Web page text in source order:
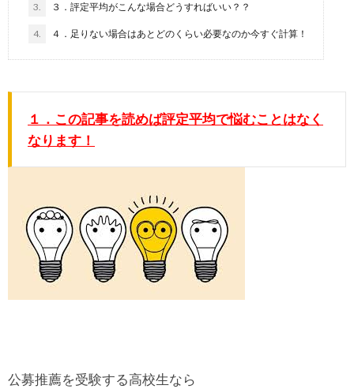
3. ３．評定平均がこんな場合どうすればいい？？
4. ４．足りない場合はあとどのくらい必要なのか今すぐ計算！
１．この記事を読めば評定平均で悩むことはなく
なります！
公募推薦を受験する高校生なら